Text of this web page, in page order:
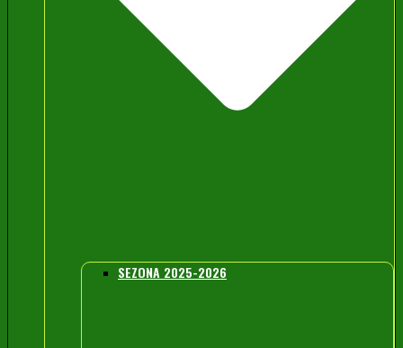
SEZONA 2025-2026